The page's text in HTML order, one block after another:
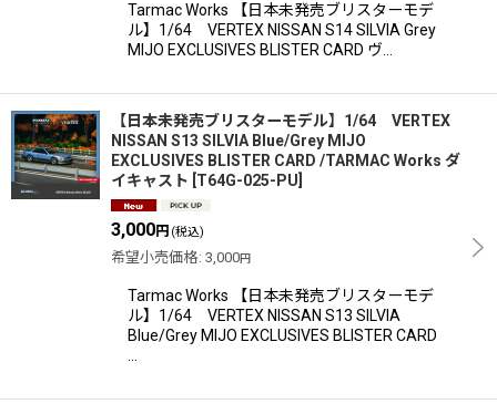
Tarmac Works 【日本未発売ブリスターモデ
ル】1/64 VERTEX NISSAN S14 SILVIA Grey
MIJO EXCLUSIVES BLISTER CARD ヴ…
【日本未発売ブリスターモデル】1/64 VERTEX
NISSAN S13 SILVIA Blue/Grey MIJO
EXCLUSIVES BLISTER CARD /TARMAC Works ダ
イキャスト T64G-025-PU
3,000円 (税込)
希望小売価格: 3,000円
Tarmac Works 【日本未発売ブリスターモデ
ル】1/64 VERTEX NISSAN S13 SILVIA
Blue/Grey MIJO EXCLUSIVES BLISTER CARD